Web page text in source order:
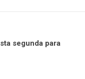
segunda para